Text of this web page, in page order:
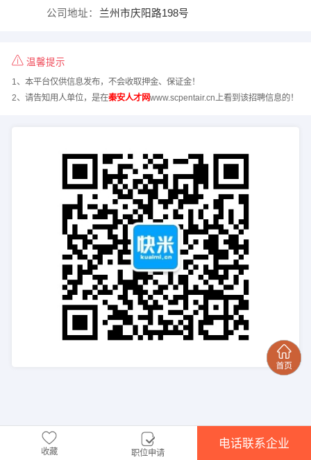
公司地址： 兰州市庆阳路198号
温馨提示
1、本平台仅供信息发布，不会收取押金、保证金！
2、请告知用人单位，是在秦安人才网www.scpentair.cn上看到该招聘信息的！
收藏 职位申请
电话联系企业